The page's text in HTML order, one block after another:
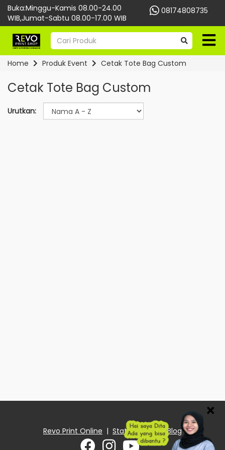
Buka:Minggu-Kamis 08.00-24.00
WIB,Jumat-Sabtu 08.00-17.00 WIB
08174808735
Home Produk Event Cetak Tote Bag Custom
Cetak Tote Bag Custom
Urutkan:
Revo Print Online | Status Order|Blog
×